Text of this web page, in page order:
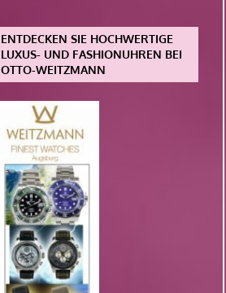
ENTDECKEN SIE HOCHWERTIGE
LUXUS- UND FASHIONUHREN BEI
OTTO-WEITZMANN